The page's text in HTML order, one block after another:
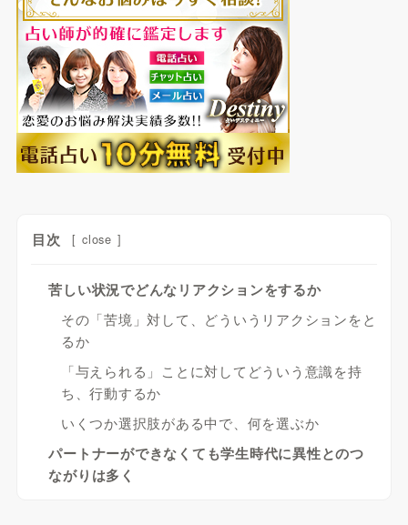
目次 [ close ]
苦しい状況でどんなリアクションをするか
その「苦境」対して、どういうリアクションをと
るか
「与えられる」ことに対してどういう意識を持
ち、行動するか
いくつか選択肢がある中で、何を選ぶか
パートナーができなくても学生時代に異性とのつ
ながりは多く